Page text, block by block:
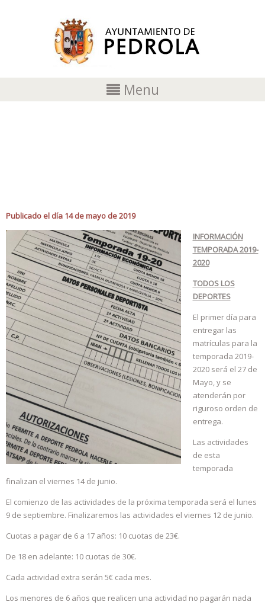
Menu
Publicado el día 14 de mayo de 2019
INFORMACIÓN
TEMPORADA 2019-
2020
TODOS LOS
DEPORTES
El primer día para
entregar las
matrículas para la
temporada 2019-
2020 será el 27 de
Mayo, y se
atenderán por
riguroso orden de
entrega.
Las actividades
de esta
temporada
finalizan el viernes 14 de junio.
El comienzo de las actividades de la próxima temporada será el lunes
9 de septiembre. Finalizaremos las actividades el viernes 12 de junio.
Cuotas a pagar de 6 a 17 años: 10 cuotas de 23€.
De 18 en adelante: 10 cuotas de 30€.
Cada actividad extra serán 5€ cada mes.
Los menores de 6 años que realicen una actividad no pagarán nada